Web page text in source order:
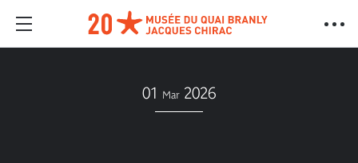
01 Mar 2026